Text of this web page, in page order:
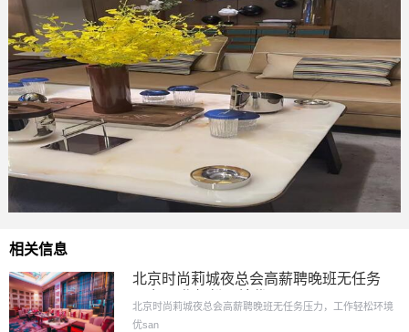
相关信息
北京时尚莉城夜总会高薪聘晚班无任务
压力,工作轻松环境优
北京时尚莉城夜总会高薪聘晚班无任务压力，工作轻松环境
优san